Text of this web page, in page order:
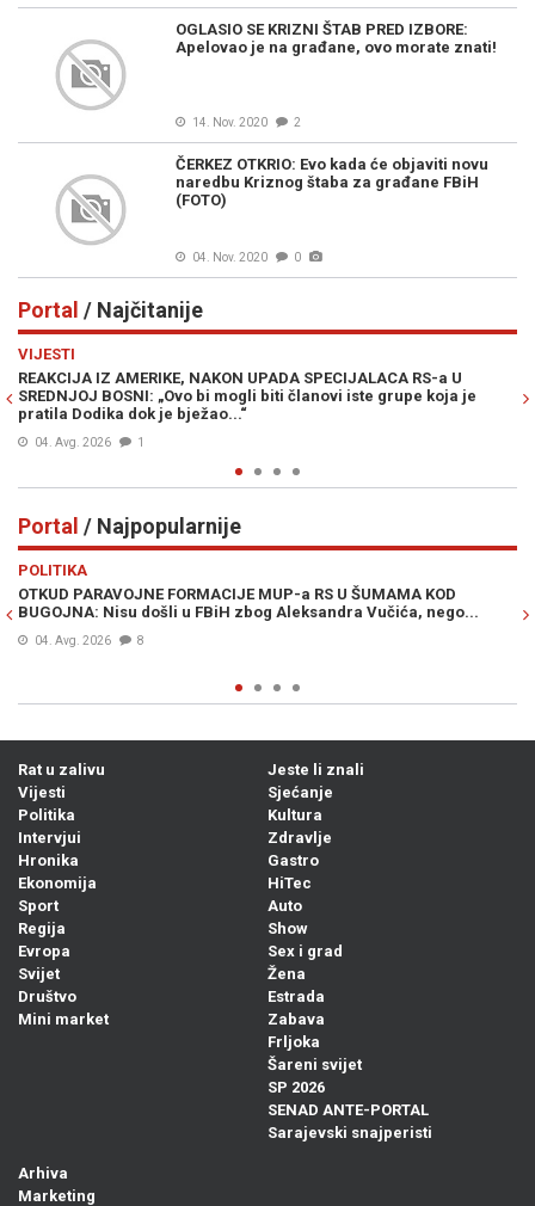
OGLASIO SE KRIZNI ŠTAB PRED IZBORE:
Apelovao je na građane, ovo morate znati!
14. Nov. 2020 2
ČERKEZ OTKRIO: Evo kada će objaviti novu
naredbu Kriznog štaba za građane FBiH
(FOTO)
04. Nov. 2020 0
Portal / Najčitanije
VIJESTI
REAKCIJA IZ AMERIKE, NAKON UPADA SPECIJALACA RS-a U
SREDNJOJ BOSNI: „Ovo bi mogli biti članovi iste grupe koja je
pratila Dodika dok je bježao...“
04. Avg. 2026 1
Portal / Najpopularnije
POLITIKA
OTKUD PARAVOJNE FORMACIJE MUP-a RS U ŠUMAMA KOD
BUGOJNA: Nisu došli u FBiH zbog Aleksandra Vučića, nego...
04. Avg. 2026 8
Rat u zalivu
Vijesti
Politika
Intervjui
Hronika
Ekonomija
Sport
Regija
Evropa
Svijet
Društvo
Mini market
Jeste li znali
Sjećanje
Kultura
Zdravlje
Gastro
HiTec
Auto
Show
Sex i grad
Žena
Estrada
Zabava
Frljoka
Šareni svijet
SP 2026
SENAD ANTE-PORTAL
Sarajevski snajperisti
Arhiva
Marketing